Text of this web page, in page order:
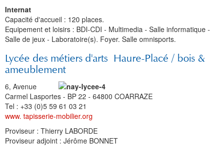
Internat
Capacité d'accueil : 120 places.
Equipement et loisirs : BDI-CDI - Multimedia - Salle informatique -
Salle de jeux - Laboratoire(s). Foyer. Salle omnisports.
Lycée des métiers d'arts Haure-Placé / bois &
ameublement
6, Avenue
Carmel Lasportes - BP 22 - 64800 COARRAZE
Tel : +33 (0)5 59 61 03 21
www. tapisserie-mobilier.org
Proviseur : Thierry LABORDE
Proviseur adjoint : Jérôme BONNET